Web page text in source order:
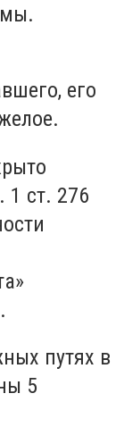
его
1 ст. 276
путях в
5